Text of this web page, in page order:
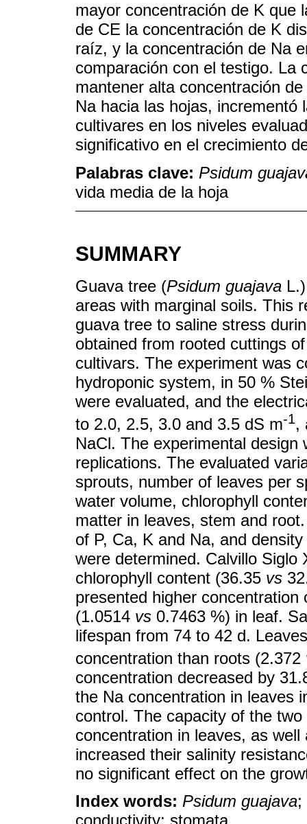
mayor concentración de K que
de CE la concentración de K
raíz, y la concentración de Na
comparación con el testigo. La
mantener alta concentración
Na hacia las hojas, incrementó
cultivares en los niveles
significativo en el crecimiento
Palabras clave: Psidum
vida media de la hoja
SUMMARY
Guava tree (Psidum guajava
areas with marginal soils. This
guava tree to saline stress
obtained from rooted cuttings
cultivars. The experiment was
hydroponic system, in 50 %
were evaluated, and the
to 2.0, 2.5, 3.0 and 3.5 dS m-1,
NaCl. The experimental
replications. The evaluated
sprouts, number of leaves per
water volume, chlorophyll
matter in leaves, stem and
of P, Ca, K and Na, and
were determined. Calvillo
chlorophyll content (36.35 vs
presented higher
(1.0514 vs 0.7463 %) in leaf.
lifespan from 74 to 42 d.
concentration than roots (2.372
concentration decreased by
the Na concentration in leaves
control. The capacity of the
concentration in leaves, as
increased their salinity
no significant effect on the
Index words: Psidum guajava;